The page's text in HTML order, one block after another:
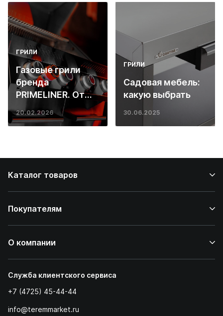
ГРИЛИ
Газовые грили
бренда
PRIMELINER. От
основ инженерии
до ресторанных
20.02.2026
ГРИЛИ
Садовая мебель:
какую выбрать
30.06.2025
Каталог товаров
Покупателям
О компании
Служба клиентского сервиса
+7 (4725) 45-44-44
info@teremmarket.ru